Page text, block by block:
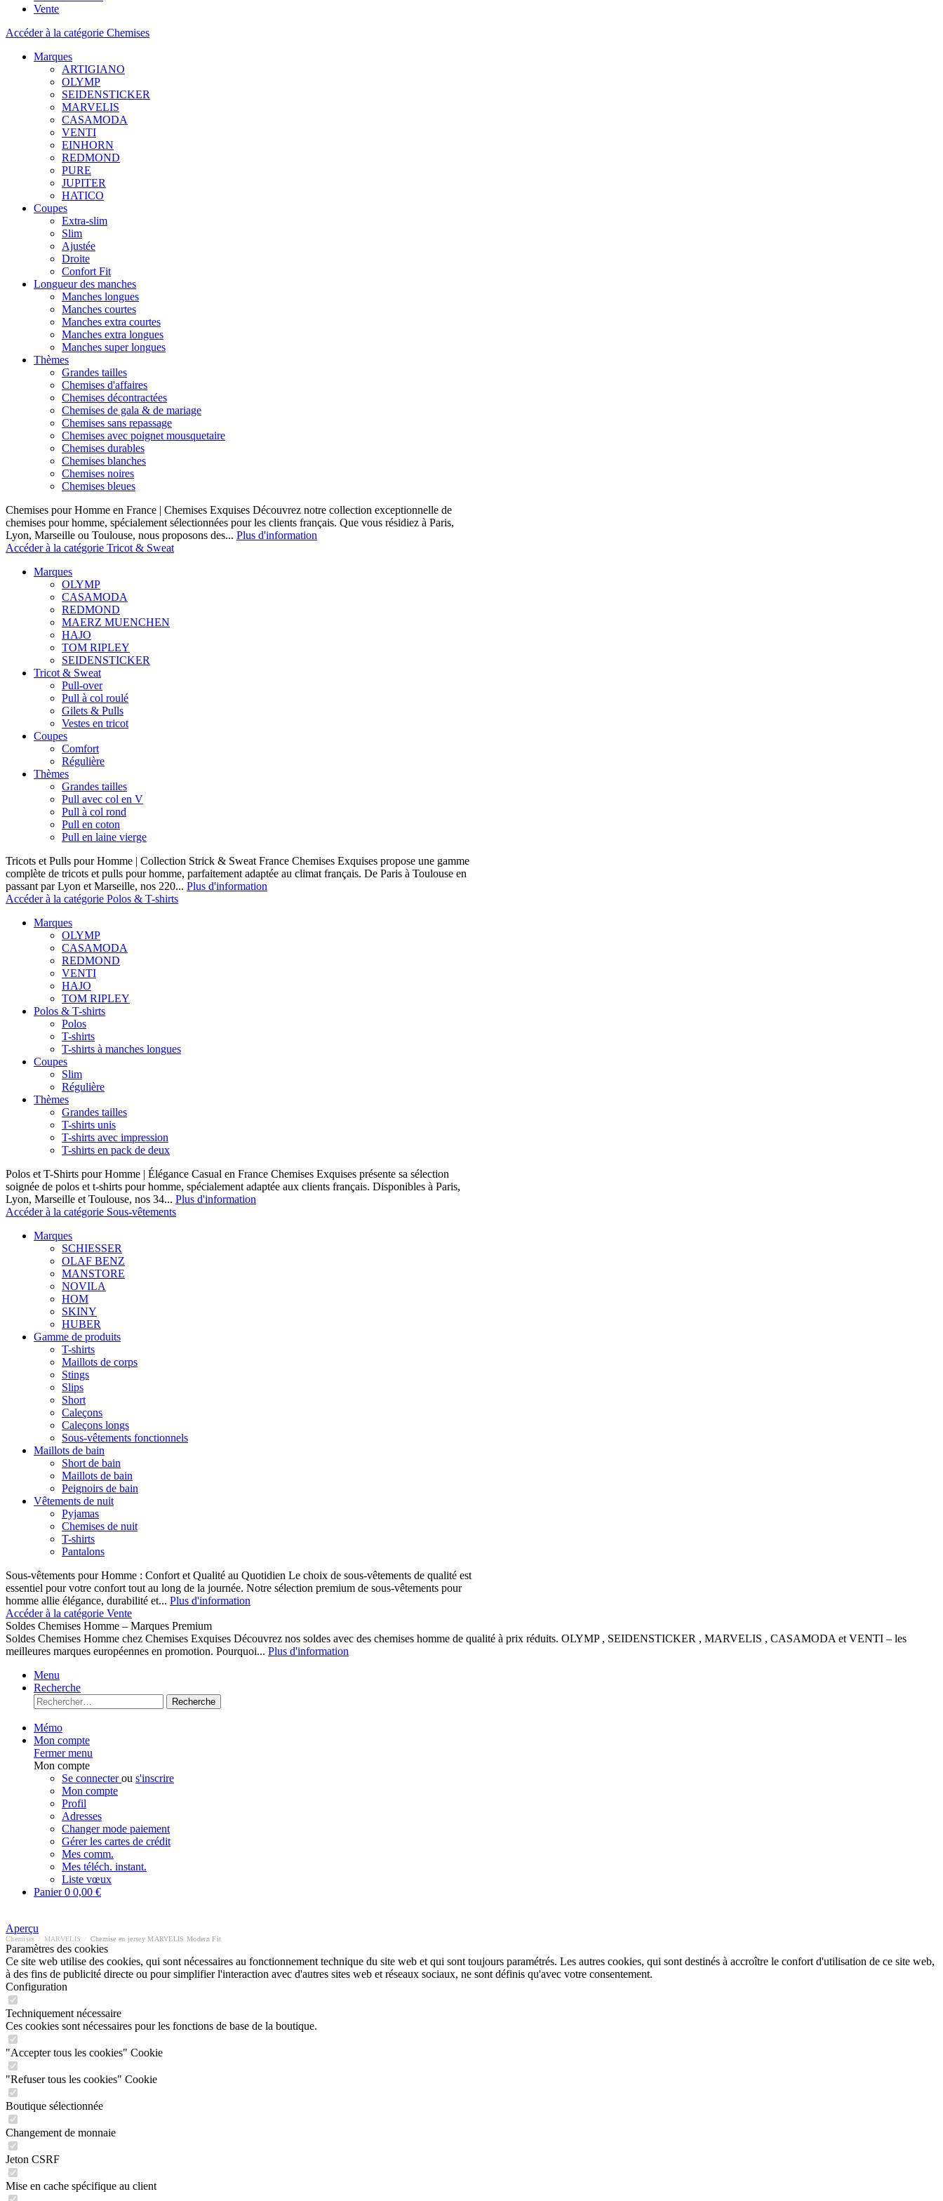
Vente
Accéder à la catégorie Chemises
Marques
ARTIGIANO
OLYMP
SEIDENSTICKER
MARVELIS
CASAMODA
VENTI
EINHORN
REDMOND
PURE
JUPITER
HATICO
Coupes
Extra-slim
Slim
Ajustée
Droite
Confort Fit
Longueur des manches
Manches longues
Manches courtes
Manches extra courtes
Manches extra longues
Manches super longues
Thèmes
Grandes tailles
Chemises d'affaires
Chemises décontractées
Chemises de gala & de mariage
Chemises sans repassage
Chemises avec poignet mousquetaire
Chemises durables
Chemises blanches
Chemises noires
Chemises bleues
Chemises pour Homme en France | Chemises Exquises Découvrez notre collection exceptionnelle de
chemises pour homme, spécialement sélectionnées pour les clients français. Que vous résidiez à Paris,
Lyon, Marseille ou Toulouse, nous proposons des... Plus d'information
Accéder à la catégorie Tricot & Sweat
Marques
OLYMP
CASAMODA
REDMOND
MAERZ MUENCHEN
HAJO
TOM RIPLEY
SEIDENSTICKER
Tricot & Sweat
Pull-over
Pull à col roulé
Gilets & Pulls
Vestes en tricot
Coupes
Comfort
Régulière
Thèmes
Grandes tailles
Pull avec col en V
Pull à col rond
Pull en coton
Pull en laine vierge
Tricots et Pulls pour Homme | Collection Strick & Sweat France Chemises Exquises propose une gamme
complète de tricots et pulls pour homme, parfaitement adaptée au climat français. De Paris à Toulouse en
passant par Lyon et Marseille, nos 220... Plus d'information
Accéder à la catégorie Polos & T-shirts
Marques
OLYMP
CASAMODA
REDMOND
VENTI
HAJO
TOM RIPLEY
Polos & T-shirts
Polos
T-shirts
T-shirts à manches longues
Coupes
Slim
Régulière
Thèmes
Grandes tailles
T-shirts unis
T-shirts avec impression
T-shirts en pack de deux
Polos et T-Shirts pour Homme | Élégance Casual en France Chemises Exquises présente sa sélection
soignée de polos et t-shirts pour homme, spécialement adaptée aux clients français. Disponibles à Paris,
Lyon, Marseille et Toulouse, nos 34... Plus d'information
Accéder à la catégorie Sous-vêtements
Marques
SCHIESSER
OLAF BENZ
MANSTORE
NOVILA
HOM
SKINY
HUBER
Gamme de produits
T-shirts
Maillots de corps
Stings
Slips
Short
Caleçons
Caleçons longs
Sous-vêtements fonctionnels
Maillots de bain
Short de bain
Maillots de bain
Peignoirs de bain
Vêtements de nuit
Pyjamas
Chemises de nuit
T-shirts
Pantalons
Sous-vêtements pour Homme : Confort et Qualité au Quotidien Le choix de sous-vêtements de qualité est
essentiel pour votre confort tout au long de la journée. Notre sélection premium de sous-vêtements pour
homme allie élégance, durabilité et... Plus d'information
Accéder à la catégorie Vente
Soldes Chemises Homme – Marques Premium
Soldes Chemises Homme chez Chemises Exquises Découvrez nos soldes avec des chemises homme de qualité à prix réduits. OLYMP , SEIDENSTICKER , MARVELIS , CASAMODA et VENTI – les
meilleures marques européennes en promotion. Pourquoi... Plus d'information
Menu
Recherche
Recherche
Mémo
Mon compte
Fermer menu
Mon compte
Se connecterou s'inscrire
Mon compte
Profil
Adresses
Changer mode paiement
Gérer les cartes de crédit
Mes comm.
Mes téléch. instant.
Liste vœux
Panier0 0,00 €
Aperçu
Chemises MARVELIS Chemise en jersey MARVELIS Modern Fit
Paramètres des cookies
Ce site web utilise des cookies, qui sont nécessaires au fonctionnement technique du site web et qui sont toujours paramétrés. Les autres cookies, qui sont destinés à accroître le confort d'utilisation de ce site web,
à des fins de publicité directe ou pour simplifier l'interaction avec d'autres sites web et réseaux sociaux, ne sont définis qu'avec votre consentement.
Configuration
Techniquement nécessaire
Ces cookies sont nécessaires pour les fonctions de base de la boutique.
"Accepter tous les cookies" Cookie
"Refuser tous les cookies" Cookie
Boutique sélectionnée
Changement de monnaie
Jeton CSRF
Mise en cache spécifique au client